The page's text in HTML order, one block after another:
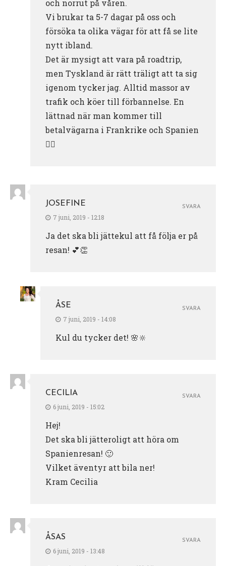
och norrut på våren.
Vi brukar ta 5-7 dagar på oss och
försöka ta olika vägar för att få se lite
nytt ibland.
Det är mysigt att vara på roadtrip,
men Tyskland är rätt träligt att ta sig
igenom tycker jag. Alltid massor av
trafik och köer till förbannelse. En
lättnad när man kommer till
betalvägarna i Frankrike och Spanien
👍🏽
JOSEFINE
7 juni, 2019 - 12:18
Ja det ska bli jättekul att få följa er på
resan! 💕👏
SVARA
ÅSE
7 juni, 2019 - 14:08
Kul du tycker det! 🌸🔆
SVARA
CECILIA
6 juni, 2019 - 15:02
Hej!
Det ska bli jätteroligt att höra om
Spanienresan! 🙂
Vilket äventyr att bila ner!
Kram Cecilia
SVARA
ÅSAS
6 juni, 2019 - 13:48
SVARA